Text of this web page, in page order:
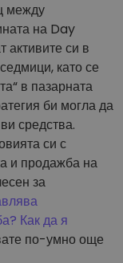
между
на Day
активите си в
като се
в пазарната
би могла да
средства.
си с
и продажба на
за
Как да я
по-умно още